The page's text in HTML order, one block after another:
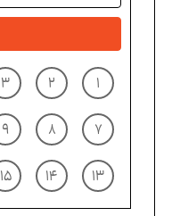
۱ ۲ ۳
۷ ۸ ۹
۱۳ ۱۴ ۱۵